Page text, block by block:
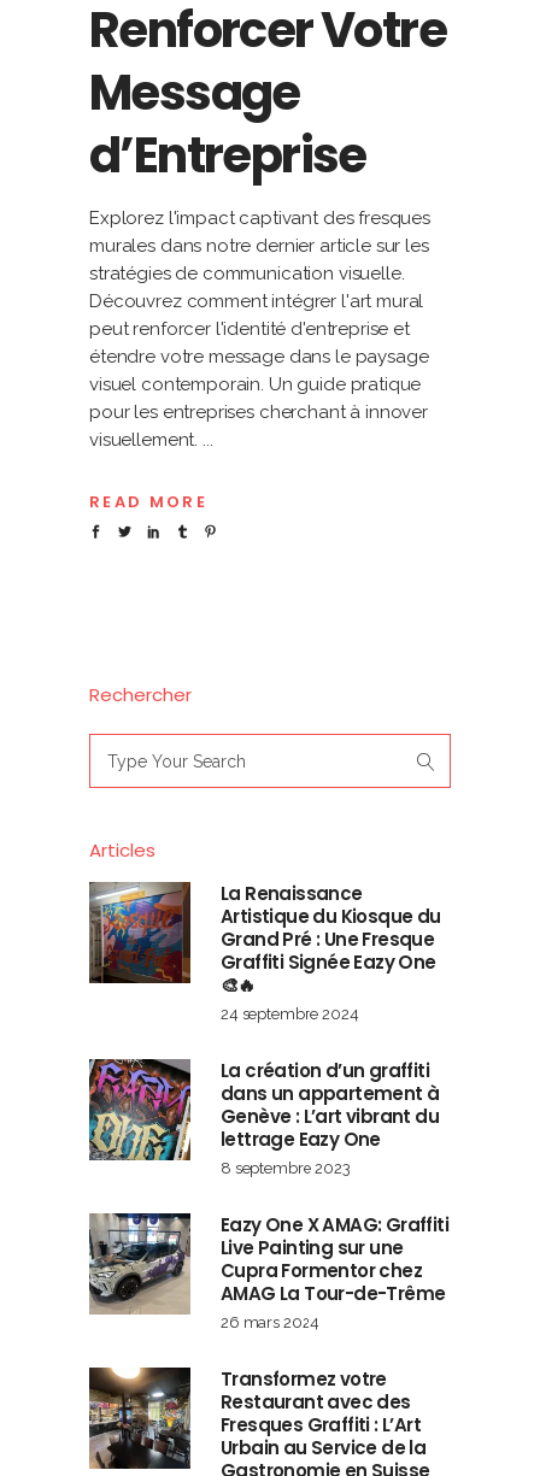
Renforcer Votre
Message
d’Entreprise
Explorez l'impact captivant des fresques
murales dans notre dernier article sur les
stratégies de communication visuelle.
Découvrez comment intégrer l'art mural
peut renforcer l'identité d'entreprise et
étendre votre message dans le paysage
visuel contemporain. Un guide pratique
pour les entreprises cherchant à innover
visuellement.
READ MORE
Rechercher
for:
Articles
La Renaissance
Artistique du Kiosque du
Grand Pré : Une Fresque
Graffiti Signée Eazy One
🎨🔥
24 septembre 2024
La création d’un graffiti
dans un appartement à
Genève : L’art vibrant du
lettrage Eazy One
8 septembre 2023
Eazy One X AMAG: Graffiti
Live Painting sur une
Cupra Formentor chez
AMAG La Tour-de-Trême
26 mars 2024
Transformez votre
Restaurant avec des
Fresques Graffiti : L’Art
Urbain au Service de la
Gastronomie en Suisse